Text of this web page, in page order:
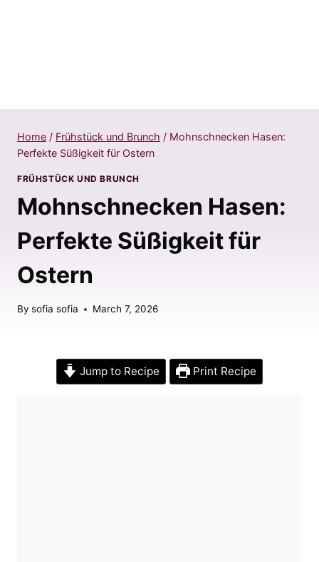
Home / Frühstück und Brunch / Mohnschnecken Hasen:
Perfekte Süßigkeit für Ostern
FRÜHSTÜCK UND BRUNCH
Mohnschnecken Hasen:
Perfekte Süßigkeit für
Ostern
By sofia sofia March 7, 2026
Jump to Recipe Print Recipe